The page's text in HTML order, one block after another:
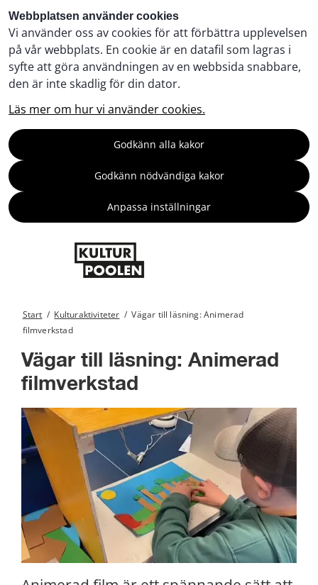
Webbplatsen använder cookies
Vi använder oss av cookies för att förbättra upplevelsen
på vår webbplats. En cookie är en datafil som lagras i
syfte att göra användningen av en webbsida snabbare,
den är inte skadlig för din dator.
Läs mer om hur vi använder cookies.
Godkänn alla kakor
Godkänn nödvändiga kakor
Anpassa inställningar
Start / Kulturaktiviteter / Vägar till läsning: Animerad
filmverkstad
Vägar till läsning: Animerad
filmverkstad